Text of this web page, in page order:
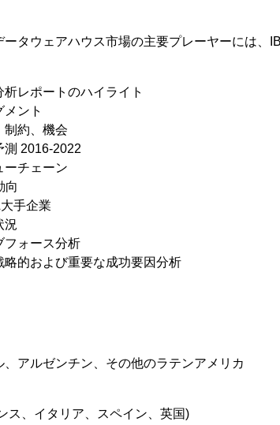
タウェアハウス市場の主要プレーヤーには、
レポートのハイライト
ント
制約、機会
測 2016-2022
ーチェーン
向
手企業
況
フォース分析
略的および重要な成功要因分析
、アルゼンチン、その他のラテンアメリカ
ス、イタリア、スペイン、英国)